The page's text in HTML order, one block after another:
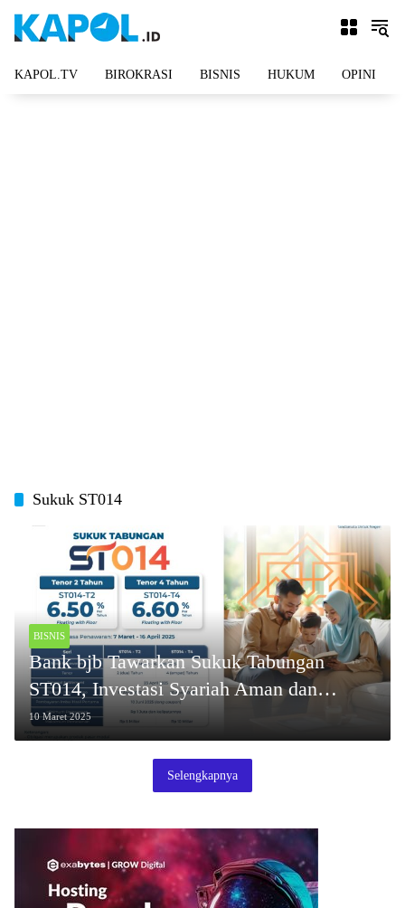
KAPOL.TV BIROKRASI BISNIS HUKUM OPINI
Sukuk ST014
BISNIS
Bank bjb Tawarkan Sukuk Tabungan
ST014, Investasi Syariah Aman dan
Menguntungkan
10 Maret 2025
Selengkapnya